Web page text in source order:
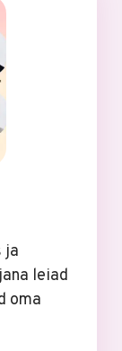
ja
leiad
oma